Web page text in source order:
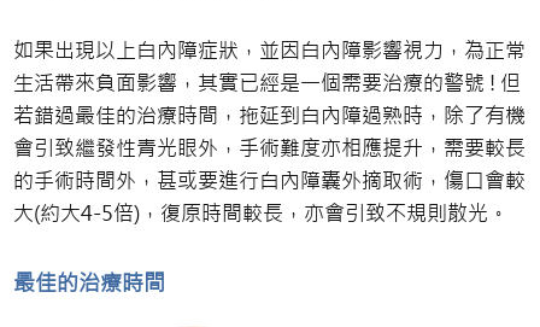
如果出現以上白內障症狀，並因白內障影響視力，為正常
生活帶來負面影響，其實已經是一個需要治療的警號 ! 但
若錯過最佳的治療時間，拖延到白內障過熟時，除了有機
會引致繼發性青光眼外，手術難度亦相應提升，需要較長
的手術時間外，甚或要進行白內障囊外摘取術，傷口會較
大(約大4-5倍)，復原時間較長，亦會引致不規則散光。
最佳的治療時間